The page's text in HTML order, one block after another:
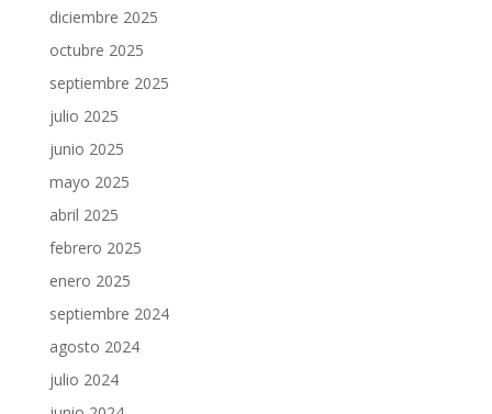
diciembre 2025
octubre 2025
septiembre 2025
julio 2025
junio 2025
mayo 2025
abril 2025
febrero 2025
enero 2025
septiembre 2024
agosto 2024
julio 2024